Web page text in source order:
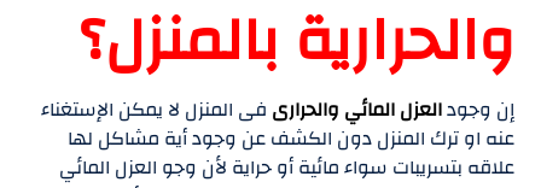
والحرارية بالمنزل؟
إن وجودالعزل المائي والحرارى فى المنزل لا يمكن الإستغناء
عنه او ترك المنزل دون الكشف عن وجود أية مشاكل لها
علاقه بتسريبات سواء مائية أو حراية لأن وجو العزل المائي